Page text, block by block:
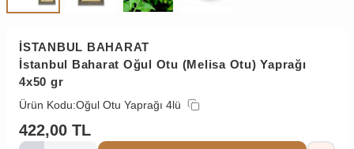
İSTANBUL BAHARAT
İstanbul Baharat Oğul Otu (Melisa Otu) Yaprağı
4x50 gr
Ürün Kodu:Oğul Otu Yaprağı 4lü
422,00 TL